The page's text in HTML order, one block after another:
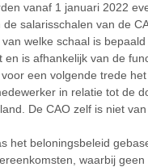
vanaf 1 januari 2022
salarisschalen van de
welke schaal is bepaald
en is afhankelijk van de
een volgende trede
in relatie tot de
De CAO zelf is niet van
het beloningsbeleid
waarbij geen